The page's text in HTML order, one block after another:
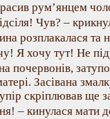
рум’янцем
Чув? –
розплакалася та
Я хочу тут! Не
почервонів,
Засівана
скріплював ще
– кинулася мати